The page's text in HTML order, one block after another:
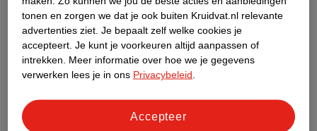
Klantenservice
Over Kruidvat
tonen en zorgen we dat je ook buiten Kruidvat.nl relevante
advertenties ziet. Je bepaalt zelf welke cookies je
accepteert. Je kunt je voorkeuren altijd aanpassen of
intrekken.
Meer informatie over hoe we je gegevens
verwerken lees je in ons Privacybeleid
Accepteer